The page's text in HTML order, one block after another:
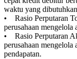
waktu yang
• Rasio Perputaran
perusahaan
• Rasio Perputaran
perusahaan
pendapatan.